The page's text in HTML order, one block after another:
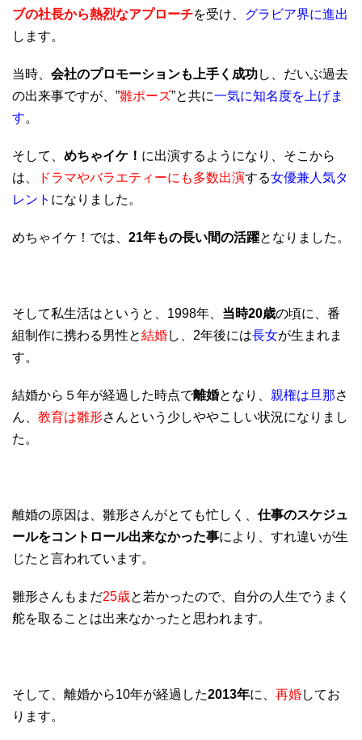
ブの社長から熱烈なアプローチを受け、 グラビア界に進出
します。
当時、 会社のプロモーションも上手く成功し、だいぶ過去
の出来事ですが、”雛ポーズ”と共に一気に知名度を上げま
す。
そして、 めちゃイケ！ に出演するようになり、そこから
は、
ドラマやバラエティーにも多数出演する女優兼人気タ
レント になりました。
めちゃイケ！では、 21年もの長い間の活躍となりました。
そして私生活はというと、1998年、 当時20歳の頃に、番
組制作に携わる男性と結婚し、2年後には長女が生まれま
す。
結婚から５年が経過した時点で離婚となり、 親権は旦那さ
ん、 教育は雛形さんという少しややこしい状況になりまし
た。
離婚の原因は、雛形さんがとても忙しく、 仕事のスケジュ
ールをコントロール出来なかった事により、すれ違いが生
じたと言われています。
雛形さんもまだ25歳と若かったので、自分の人生でうまく
舵を取ることは出来なかったと思われます。
そして、離婚から10年が経過した2013年に、 再婚してお
ります。